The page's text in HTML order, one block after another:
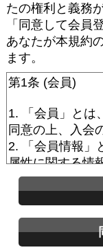
たの権利と義務
「同意して会員
あなたが本規約
ます。